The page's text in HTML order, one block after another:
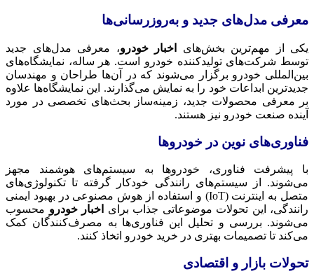
معرفی مدل‌های جدید و به‌روزرسانی‌ها
یکی از مهم‌ترین بخش‌های اخبار خودرو، معرفی مدل‌های جدید
توسط شرکت‌های تولیدکننده خودرو است. هر ساله، نمایشگاه‌های
بین‌المللی خودرو برگزار می‌شوند که در آن‌ها طراحان و مهندسان
جدیدترین ابداعات خود را به نمایش می‌گذارند. این نمایشگاه‌ها علاوه
بر معرفی محصولات جدید، زمینه‌ساز بحث‌های تخصصی در مورد
آینده صنعت خودرو نیز هستند.
فناوری‌های نوین در خودروها
با پیشرفت فناوری، خودروها به سیستم‌های هوشمند مجهز
می‌شوند. از سیستم‌های رانندگی خودکار گرفته تا تکنولوژی‌های
متصل به اینترنت (IoT) و استفاده از هوش مصنوعی در بهبود ایمنی
رانندگی، این تحولات موضوعاتی جذاب برای
اخبار خودرو محسوب
می‌شوند. بررسی و تحلیل این فناوری‌ها به مصرف‌کنندگان کمک
می‌کند تا تصمیمات بهتری در خرید خودرو اتخاذ کنند.
تحولات بازار و اقتصادی